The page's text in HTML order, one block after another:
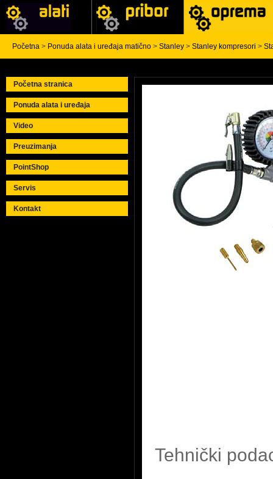
Početna > Ponuda alata i uređaja matično > Stanley > Stanley kompresori >
Početna stranica
Ponuda alata i uređaja
Video
Preuzimanja
PointShop
Servis
Kontakt
Tehnički